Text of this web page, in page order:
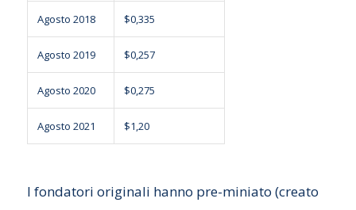
Agosto 2018 $0,335
Agosto 2019 $0,257
Agosto 2020 $0,275
Agosto 2021 $1,20
I fondatori originali hanno pre-miniato (creato